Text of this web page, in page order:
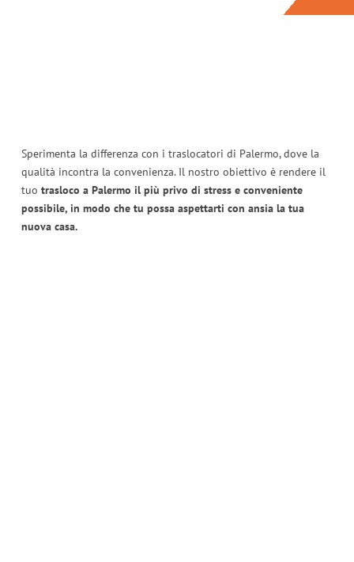
Sperimenta la differenza con i traslocatori di Palermo, dove la
qualità incontra la convenienza. Il nostro obiettivo è rendere il
tuo trasloco a Palermo il più privo di stress e conveniente
possibile, in modo che tu possa aspettarti con ansia la tua
nuova casa.